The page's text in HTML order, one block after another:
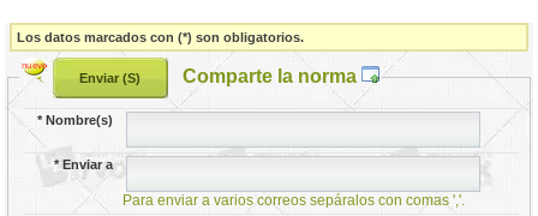
Los datos marcados con (*) son obligatorios.
Comparte la norma
*Nombre(s)
*Enviar a
Para enviar a varios correos sepáralos con comas ','.